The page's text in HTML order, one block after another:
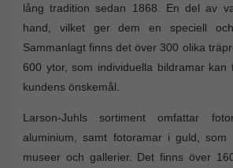
lång tradition sedan 1868. En del av
hand, vilket ger dem en speciell och
Sammanlagt finns det över 300 olika
600 ytor, som individuella bildramar kan
kundens önskemål.
Larson-Juhls sortiment omfattar
aluminium, samt fotoramar i guld, som
museer och gallerier. Det finns över